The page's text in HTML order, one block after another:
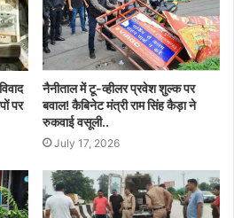
पर
नैनीताल में टू-व्हीलर प्रवेश शुल्क पर
बवाल! कैबिनेट मंत्री राम सिंह कैड़ा ने
रुकवाई वसूली..
July 17, 2026